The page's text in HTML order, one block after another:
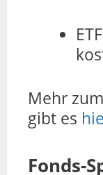
Mehr
gibt es
Fonds-